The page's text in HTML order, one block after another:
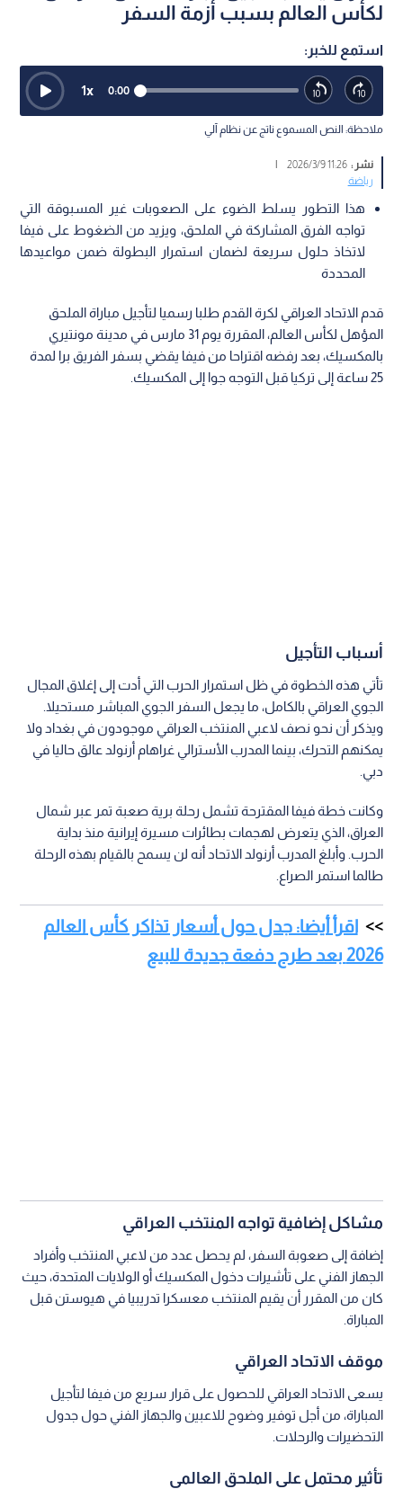
لكأس العالم بسبب أزمة السفر
استمع للخبر:
0:00
1x
ملاحظة: النص المسموع ناتج عن نظام آلي
نشر :11:26 2026/3/9
|
رياضة
هذا التطور يسلط الضوء على الصعوبات غير المسبوقة التي
تواجه الفرق المشاركة في الملحق، ويزيد من الضغوط على فيفا
لاتخاذ حلول سريعة لضمان استمرار البطولة ضمن مواعيدها
المحددة
قدم الاتحاد العراقي لكرة القدم طلبا رسميا لتأجيل مباراة الملحق
المؤهل لكأس العالم، المقررة يوم 31 مارس في مدينة مونتيري
بالمكسيك، بعد رفضه اقتراحا من فيفا يقضي بسفر الفريق برا لمدة
25 ساعة إلى تركيا قبل التوجه جوا إلى المكسيك.
أسباب التأجيل
تأتي هذه الخطوة في ظل استمرار الحرب التي أدت إلى إغلاق المجال
الجوي العراقي بالكامل، ما يجعل السفر الجوي المباشر مستحيلا.
ويذكر أن نحو نصف لاعبي المنتخب العراقي موجودون في بغداد ولا
يمكنهم التحرك، بينما المدرب الأسترالي غراهام أرنولد عالق حاليا في
دبي.
وكانت خطة فيفا المقترحة تشمل رحلة برية صعبة تمر عبر شمال
العراق، الذي يتعرض لهجمات بطائرات مسيرة إيرانية منذ بداية
الحرب. وأبلغ المدرب أرنولد الاتحاد أنه لن يسمح بالقيام بهذه الرحلة
طالما استمر الصراع.
اقرأ أيضا: جدل حول أسعار تذاكر كأس العالم
2026 بعد طرح دفعة جديدة للبيع
مشاكل إضافية تواجه المنتخب العراقي
إضافة إلى صعوبة السفر، لم يحصل عدد من لاعبي المنتخب وأفراد
الجهاز الفني على تأشيرات دخول المكسيك أو الولايات المتحدة، حيث
كان من المقرر أن يقيم المنتخب معسكرا تدريبيا في هيوستن قبل
المباراة.
موقف الاتحاد العراقي
يسعى الاتحاد العراقي للحصول على قرار سريع من فيفا لتأجيل
المباراة، من أجل توفير وضوح للاعبين والجهاز الفني حول جدول
التحضيرات والرحلات.
تأثير محتمل على الملحق العالمي